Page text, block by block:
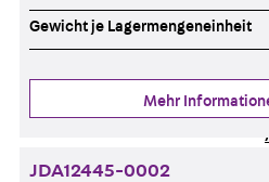
Gewicht je Lagermengeneinheit
Mehr
JDA12445-0002